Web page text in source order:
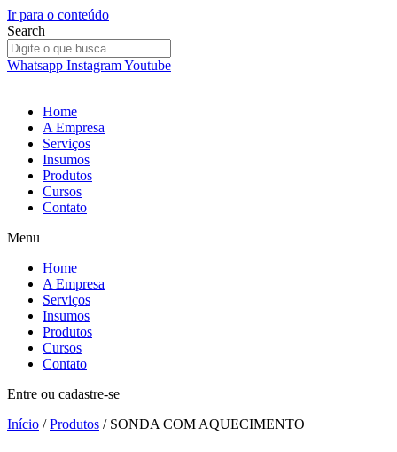
Ir para o conteúdo
Search
Whatsapp InstagramYoutube
Home
A Empresa
Serviços
Insumos
Produtos
Cursos
Contato
Menu
Home
A Empresa
Serviços
Insumos
Produtos
Cursos
Contato
Entre ou cadastre-se
Início /Produtos / SONDA COM AQUECIMENTO